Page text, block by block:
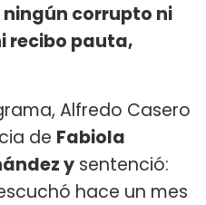
ningún corrupto ni
recibo pauta,
Alfredo Casero
de Fabiola
y sentenció:
hace un mes